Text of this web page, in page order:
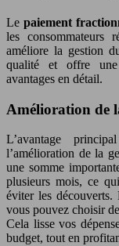
Le paiement
les consommateurs
améliore la gestion
qualité et offre
avantages en détail.
Amélioration de
L’avantage
l’amélioration de la
une somme
plusieurs mois, ce
éviter les découverts.
vous pouvez choisir
Cela lisse vos
budget, tout en